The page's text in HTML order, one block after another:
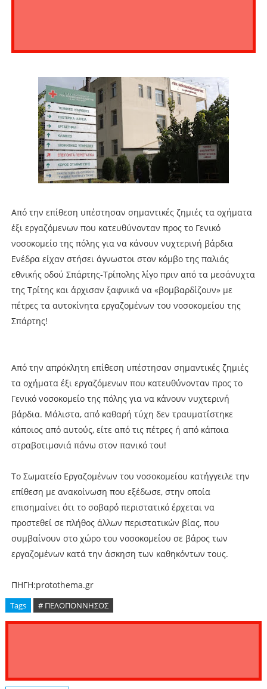
Από την επίθεση υπέστησαν σημαντικές ζημιές τα οχήματα
έξι εργαζόμενων που κατευθύνονταν προς το Γενικό
νοσοκομείο της πόλης για να κάνουν νυχτερινή βάρδια
Ενέδρα είχαν στήσει άγνωστοι στον κόμβο της παλιάς
εθνικής οδού Σπάρτης-Τρίπολης λίγο πριν από τα μεσάνυχτα
της Τρίτης και άρχισαν ξαφνικά να «βομβαρδίζουν» με
πέτρες τα αυτοκίνητα εργαζομένων του νοσοκομείου της
Σπάρτης!
Από την απρόκλητη επίθεση υπέστησαν σημαντικές ζημιές
τα οχήματα έξι εργαζόμενων που κατευθύνονταν προς το
Γενικό νοσοκομείο της πόλης για να κάνουν νυχτερινή
βάρδια. Μάλιστα, από καθαρή τύχη δεν τραυματίστηκε
κάποιος από αυτούς, είτε από τις πέτρες ή από κάποια
στραβοτιμονιά πάνω στον πανικό του!
Το Σωματείο Εργαζομένων του νοσοκομείου κατήγγειλε την
επίθεση με ανακοίνωση που εξέδωσε, στην οποία
επισημαίνει ότι το σοβαρό περιστατικό έρχεται να
προστεθεί σε πλήθος άλλων περιστατικών βίας, που
συμβαίνουν στο χώρο του νοσοκομείου σε βάρος των
εργαζομένων κατά την άσκηση των καθηκόντων τους.
ΠΗΓΗ:protothema.gr
Tags # ΠΕΛΟΠΟΝΝΗΣΟΣ